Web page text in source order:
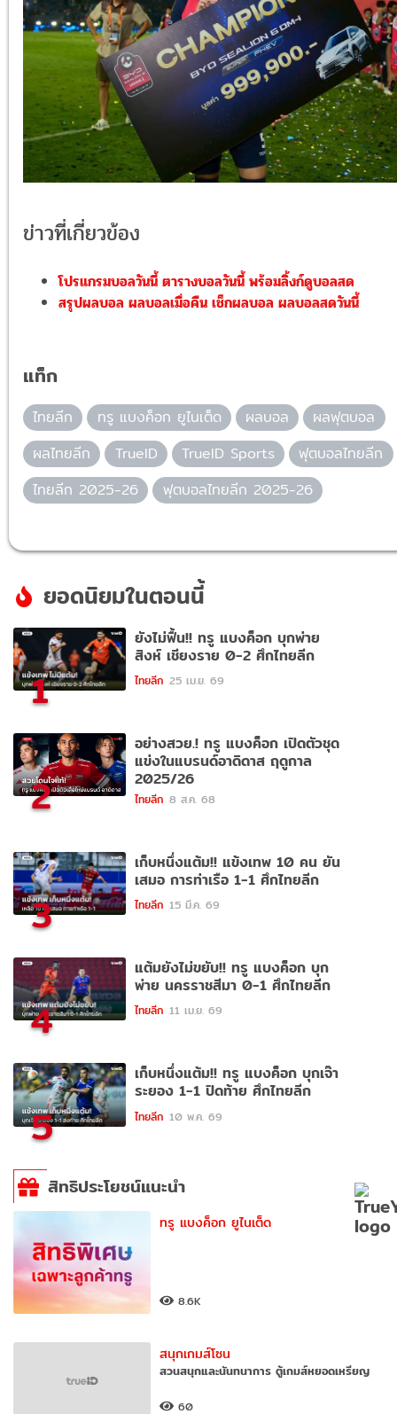
ข่าวที่เกี่ยวข้อง
โปรแกรมบอลวันนี้ ตารางบอลวันนี้ พร้อมลิ้งก์ดูบอลสด
สรุปผลบอล ผลบอลเมื่อคืน เช็กผลบอล ผลบอลสดวันนี้
แท็ก
ไทยลีก ทรู แบงค็อก ยูไนเต็ด ผลบอล
ผลฟุตบอล
ผลไทยลีก
TrueID TrueID Sports
ฟุตบอลไทยลีก
ไทยลีก 2025-26
ฟุตบอลไทยลีก 2025-26
ยอดนิยมในตอนนี้
1
ยังไม่ฟื้น!! ทรู แบงค็อก บุกพ่าย
สิงห์ เชียงราย 0-2 ศึกไทยลีก
ไทยลีก 25 เม.ย. 69
2
อย่างสวย.! ทรู แบงค็อก เปิดตัวชุด
แข่งในแบรนด์อาดิดาส ฤดูกาล
2025/26
ไทยลีก 8 ส.ค. 68
3
เก็บหนึ่งแต้ม!! แข้งเทพ 10 คน ยัน
เสมอ การท่าเรือ 1-1 ศึกไทยลีก
ไทยลีก 15 มี.ค. 69
4
แต้มยังไม่ขยับ!! ทรู แบงค็อก บุก
พ่าย นครราชสีมา 0-1 ศึกไทยลีก
ไทยลีก 11 เม.ย. 69
5
เก็บหนึ่งแต้ม!! ทรู แบงค็อก บุกเจ๊า
ระยอง 1-1 ปิดท้าย ศึกไทยลีก
ไทยลีก 10 พ.ค. 69
สิทธิประโยชน์แนะนำ
ทรู แบงค็อก ยูไนเต็ด
8.6K
สนุกเกมส์โซน
สวนสนุกและนันทนาการ ตู้เกมส์หยอดเหรียญ
60